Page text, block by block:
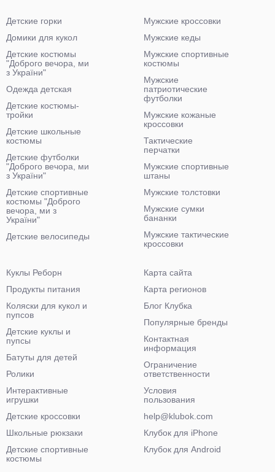
Детские горки
Домики для кукол
Детские костюмы
"Доброго вечора, ми
з України"
Одежда детская
Детские костюмы-
тройки
Детские школьные
костюмы
Детские футболки
"Доброго вечора, ми
з України"
Детские спортивные
костюмы "Доброго
вечора, ми з
України"
Детские велосипеды
Мужские кроссовки
Мужские кеды
Мужские спортивные
костюмы
Мужские
патриотические
футболки
Мужские кожаные
кроссовки
Тактические
перчатки
Мужские спортивные
штаны
Мужские толстовки
Мужские сумки
бананки
Мужские тактические
кроссовки
Куклы Реборн
Продукты питания
Коляски для кукол и
пупсов
Детские куклы и
пупсы
Батуты для детей
Ролики
Интерактивные
игрушки
Детские кроссовки
Школьные рюкзаки
Детские спортивные
костюмы
Карта сайта
Карта регионов
Блог Клубка
Популярные бренды
Контактная
информация
Ограничение
ответственности
Условия
пользования
help@klubok.com
Клубок для iPhone
Клубок для Android